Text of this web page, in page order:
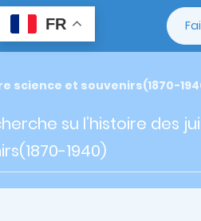
FR
science et souvenirs(1870-
su l’histoire des
1940)